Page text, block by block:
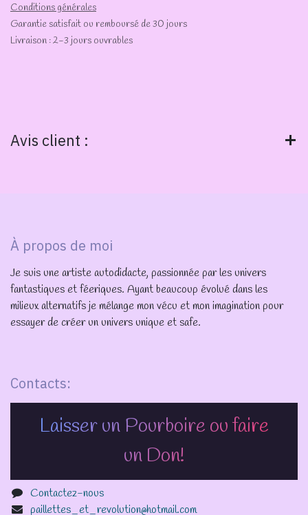
Conditions générales
Garantie satisfait ou remboursé de 30 jours
Livraison : 2-3 jours ouvrables
Avis client :
À propos de moi
Je suis une artiste autodidacte, passionnée par les univers
fantastiques et féeriques. Ayant beaucoup évolué dans les
milieux alternatifs je mélange mon vécu et mon imagination pour
essayer de créer un univers unique et safe.
Contacts:
Laisser un Pourboire ou faire
un Don!
Contactez-nous
paillettes_et_revolution@hotmail.com